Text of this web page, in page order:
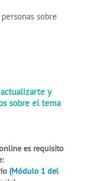
sobre
y
sobre el tema
es requisito
(Módulo 1 del